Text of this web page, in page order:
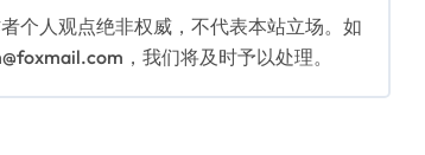
个人观点绝非权威，不代表本站立场。如
，我们将及时予以处理。